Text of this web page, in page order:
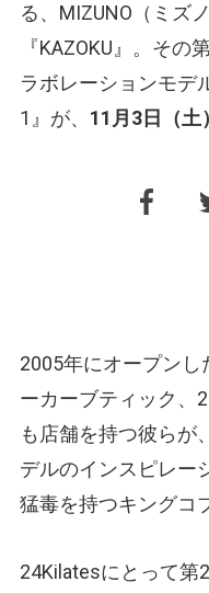
る、MIZUNO（ミズ
『KAZOKU』。そ
ラボレーションモデ
1』が、 11月3日（土）
2005年にオープン
ーカーブティック、
も店舗を持つ彼らが
デルのインスピレー
猛毒を持つキングコ
24Kilatesにとって第